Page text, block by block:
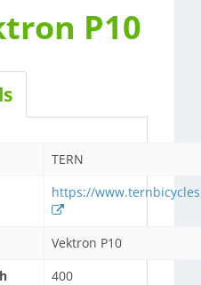
P10
TERN
https://
Vektron P10
400